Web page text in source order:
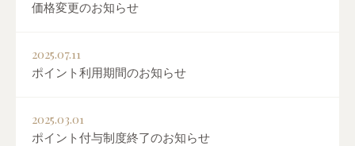
価格変更のお知らせ
2025.07.11
ポイント利用期間のお知らせ
2025.03.01
ポイント付与制度終了のお知らせ